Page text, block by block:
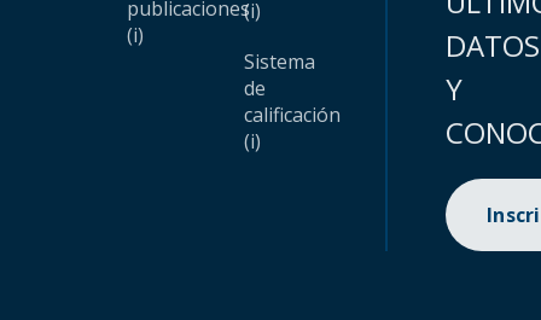
publicaciones
(i)
(i)
Sistema
de
calificación
(i)
DATOS
Y